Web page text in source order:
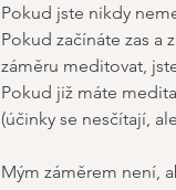
Pokud jste nikdy
Pokud začínáte zas a
záměru meditovat,
Pokud již máte
(účinky se nesčítají,
Mým záměrem není,